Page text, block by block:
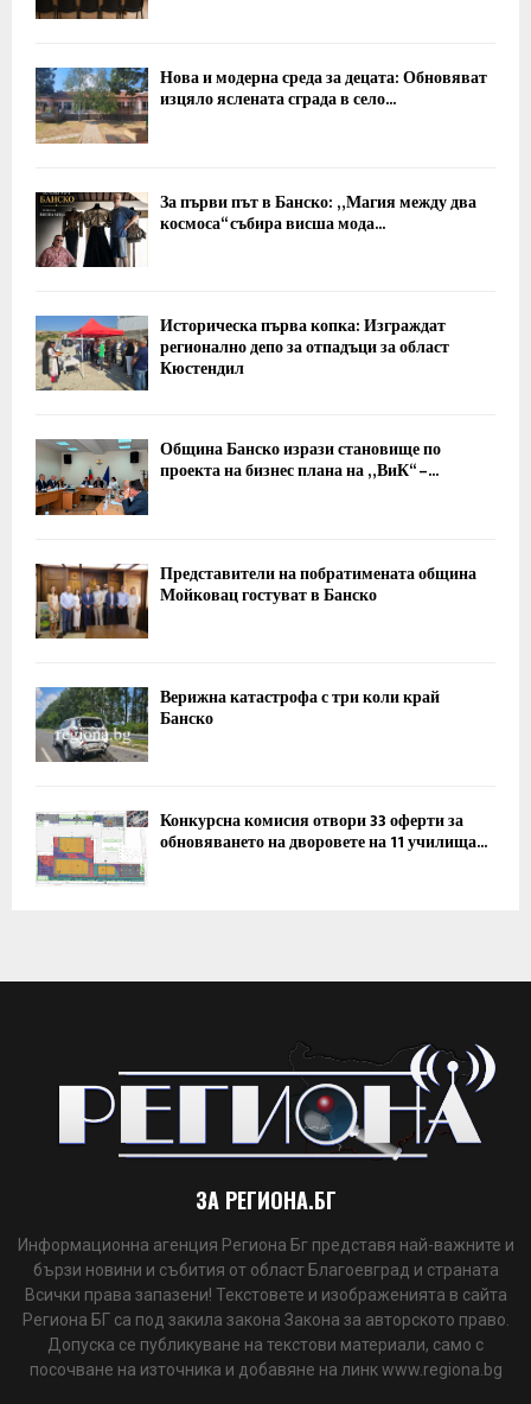
Нова и модерна среда за децата: Обновяват
изцяло яслената сграда в село...
За първи път в Банско: „Магия между два
космоса“ събира висша мода...
Историческа първа копка: Изграждат
регионално депо за отпадъци за област
Кюстендил
Община Банско изрази становище по
проекта на бизнес плана на „ВиК“ –...
Представители на побратимената община
Мойковац гостуват в Банско
Верижна катастрофа с три коли край
Банско
Конкурсна комисия отвори 33 оферти за
обновяването на дворовете на 11 училища...
ЗА РЕГИОНА.БГ
Информационна агенция Региона Бг представя най-важните и
бързи новини и събития от област Благоевград и страната
Всички права запазени! Текстовете и изображенията в сайта
Региона БГ са под закила закона Закона за авторското право.
Допуска се публикуване на текстови материали, само с
посочване на източника и добавяне на линк www.regiona.bg